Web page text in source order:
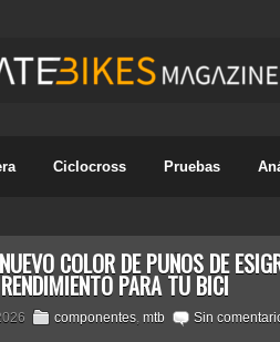
Ciclocross Pruebas
COLOR DE PUÑOS DE
PARA TU BICI
componentes, mtb Sin